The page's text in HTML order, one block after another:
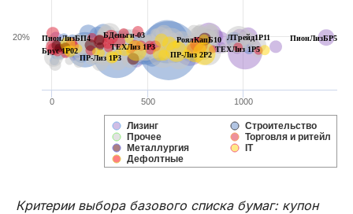
ПР-Лиз 1P3
ТЕХЛиз 1P3
ПионЛизБП4
ТЕХЛиз 1P5
ПионЛизБР5
ПР-Лиз 2P2
РоялКапБ10
ЛТрейд1P11
Брус 1P02
БДеньги-03
Лизинг
Строительство
Прочее
Торговля и ритейл
Металлургия
IT
Дефолтные
0 500 1000
20%
Критерии выбора базового списка бумаг: купон